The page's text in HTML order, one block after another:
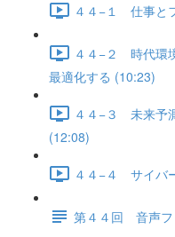
４４−１ 仕事と
４４−２ 時代環
最適化する (10:23)
４４−３ 未来予
(12:08)
４４−４ サイバ
第４４回 音声フ